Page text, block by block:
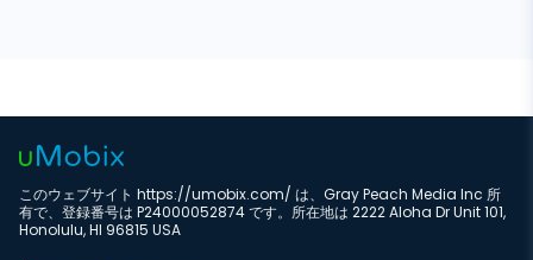
このウェブサイト https://umobix.com/ は、Gray Peach Media Inc 所
有で、登録番号は P24000052874 です。所在地は 2222 Aloha Dr Unit 101,
Honolulu, HI 96815 USA